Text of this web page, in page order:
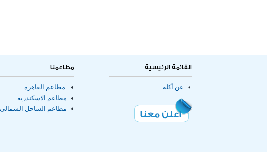
القائمة الرئيسية
عن أكلة
مطاعمنا
مطاعم القاهرة
مطاعم الاسكندرية
مطاعم الساحل الشمالي